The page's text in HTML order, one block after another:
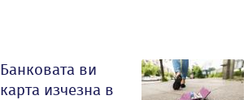
Банковата ви
карта изчезна в